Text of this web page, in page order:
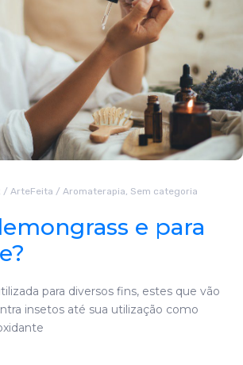
/ ArteFeita / Aromaterapia, Sem categoria
e para
para diversos fins, estes que vão
insetos até sua utilização como